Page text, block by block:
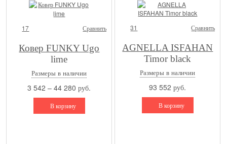
17 Сравнить
Ковер FUNKY Ugo
lime
Размеры в наличии
3 542 – 44 280 руб.
В корзину
31 Сравнить
AGNELLA ISFAHAN
Timor black
Размеры в наличии
93 552 руб.
В корзину